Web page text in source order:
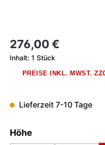
Regulärer Preis:
276,00 €
Inhalt: 1 Stück
PREISE INKL. MWST.
Lieferzeit 7-10 Tage
Höhe